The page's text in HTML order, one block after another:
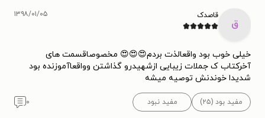
ق
قاصدک ۱۳۹۸/۰۱/۰۵
خیلی خوب بود واقعالذت بردم😍😍😍 مخصوصاقسمت های
آخرکتاب ک جملات زیبایی ازشهیدرو گذاشتن وواقعاآموزنده بود
شدیدا خوندنش توصیه میشه
مفید بود (۲۵) مفید نبود ۰